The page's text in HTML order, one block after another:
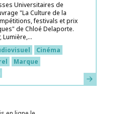
Universitaires de
"La Culture de la
festivals et prix
de Chloé Delaporte.
Lumière,...
Cinéma
Marque
En savoir plus